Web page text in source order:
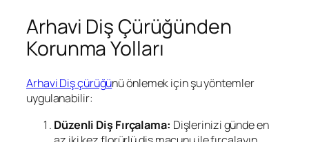
Arhavi Diş Çürüğünden
Korunma Yolları
Arhavi Diş çürüğünü önlemek için şu yöntemler
uygulanabilir:
Düzenli Diş Fırçalama: Dişlerinizi günde en